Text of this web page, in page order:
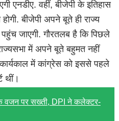
एनडीए. वहीं, बीजेपी के इतिहास
बीजेपी अपने बूते ही राज्य
जाएगी. गौरतलब है कि पिछले
में अपने बूते बहुमत नहीं
कार्यकाल में कांग्रेस को इससे पहले
थीं।
पर सख्ती, DPI ने कलेक्टर-